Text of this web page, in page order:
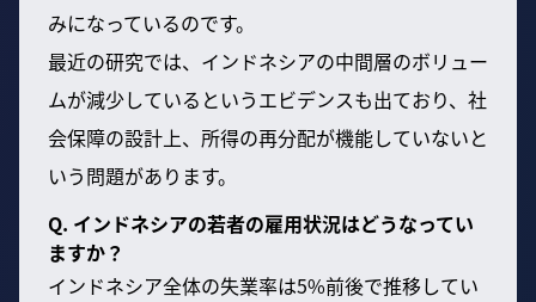
みになっているのです。
最近の研究では、インドネシアの中間層のボリュー
ムが減少しているというエビデンスも出ており、社
会保障の設計上、所得の再分配が機能していないと
いう問題があります。
Q. インドネシアの若者の雇用状況はどうなってい
ますか？
インドネシア全体の失業率は5%前後で推移してい